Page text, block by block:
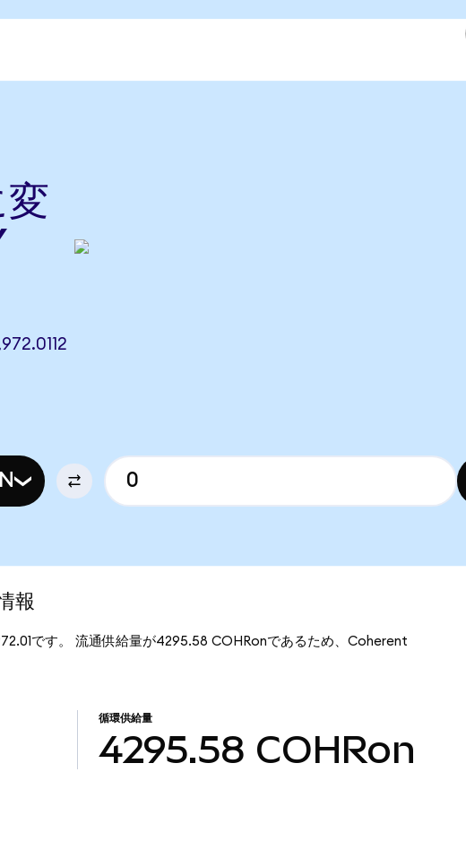
報
です。 流通供給量が4295.58 COHRonであるため、Coherent
循環供給量
4295.58 COHRon